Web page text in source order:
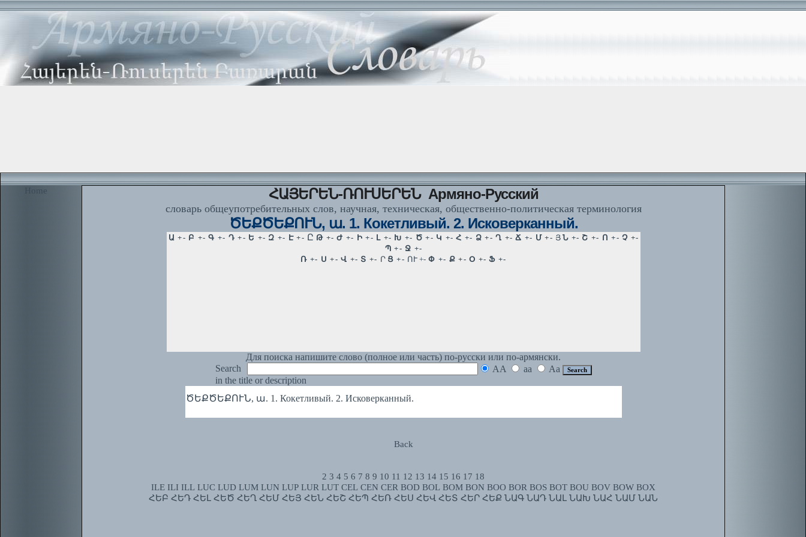
Home ՀԱՅԵՐԵՆ-ՌՈՒՍԵՐԵՆ Армяно-Русский
словарь общеупотребительных слов, научная, техническая, общественно-политическая терминология
ԾԵՔԾԵՔՈՒՆ, ա. 1. Кокетливый. 2. Исковерканный.
Для поиска напишите слово (полное или часть) по-русски или по-армянски.
Search
AA aa
Aa
in the title or description
ԾԵՔԾԵՔՈՒՆ, ա. 1. Кокетливый. 2. Исковерканный.
Back
2 3 4 5 6 7 8 9 10 11 12 13 14 15 16 17 18
ILE ILI ILL LUC LUD LUM LUN LUP LUR LUT CEL CEN CER BOD BOL BOM BON BOO BOR BOS BOT BOU BOV BOW BOX
ՀԵԲ ՀԵԴ ՀԵԼ ՀԵԾ ՀԵՂ ՀԵՄ ՀԵՅ ՀԵՆ ՀԵՇ ՀԵՊ ՀԵՌ ՀԵՍ ՀԵՎ ՀԵՏ ՀԵՐ ՀԵՔ ՆԱԳ ՆԱԴ ՆԱԼ ՆԱԽ ՆԱՀ ՆԱՄ ՆԱՆ